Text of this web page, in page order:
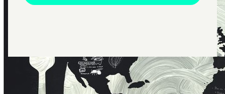
popup
Dołącz do newslettera